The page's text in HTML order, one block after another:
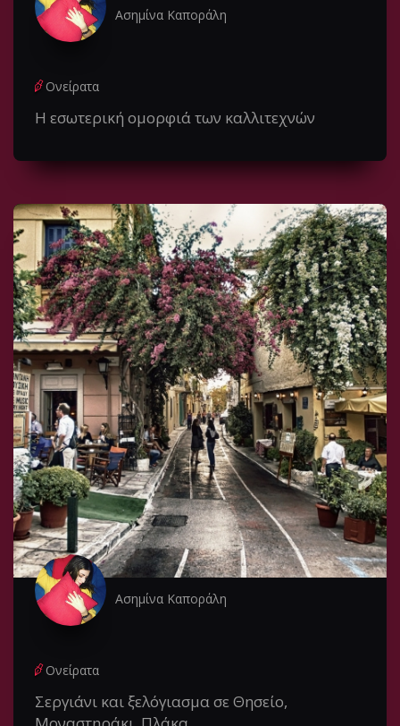
Ασημίνα Καποράλη
Ονείρατα
Η εσωτερική ομορφιά των καλλιτεχνών
Ασημίνα Καποράλη
Ονείρατα
Σεργιάνι και ξελόγιασμα σε Θησείο,